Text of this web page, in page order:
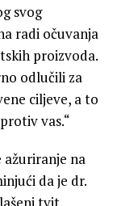
svog
radi očuvanja
proizvoda.
odlučili za
ciljeve, a to
vas.“
ažuriranje na
da je dr.
tvit.